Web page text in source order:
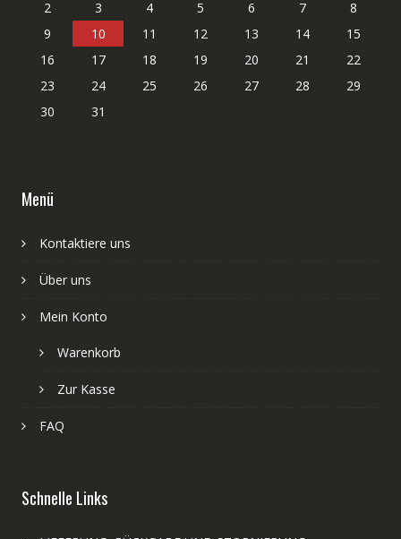
2
3 4 5 6 7
8
9
10 11 12 13 14
15
16
17 18 19 20 21
22
23
24 25 26 27 28
29
30
31
Menü
Kontaktiere uns
Über uns
Mein Konto
Warenkorb
Zur Kasse
FAQ
Schnelle Links